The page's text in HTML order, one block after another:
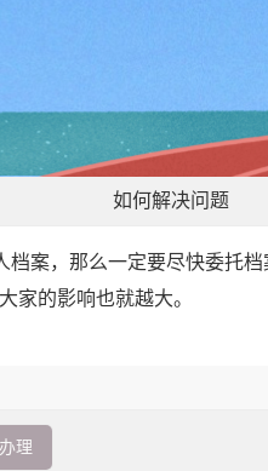
如何解决问题
案，那么一定要尽快委托
家的影响也就越大。
理